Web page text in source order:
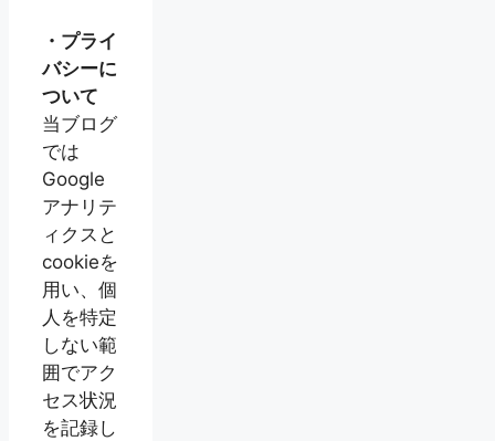
・プライ
バシーに
ついて
当ブログ
では
Google
アナリテ
ィクスと
cookieを
用い、個
人を特定
しない範
囲でアク
セス状況
を記録し